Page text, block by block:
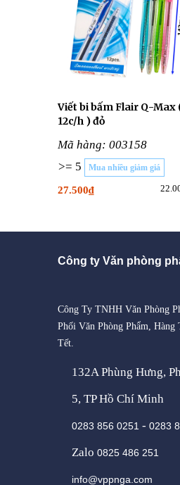
Viết bi bấm Flair Q-Max
12c/h ) đỏ
Mã hàng: 003158
>= 5
Mua nhiều giảm giá
27.500₫
Công ty Văn phòng
Công Ty TNHH Văn Phòng
Phối Văn Phòng Phẩm,
Tết.
132A Phùng Hưng,
5, TP Hồ Chí Minh
0283 856 0251 - 0283
Zalo 0825 486 251
info@vppnga.com